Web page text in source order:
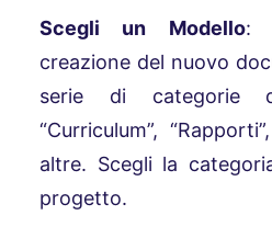
Scegli un Modello:
creazione del nuovo
serie di categorie
“Curriculum”,
altre. Scegli la
progetto.